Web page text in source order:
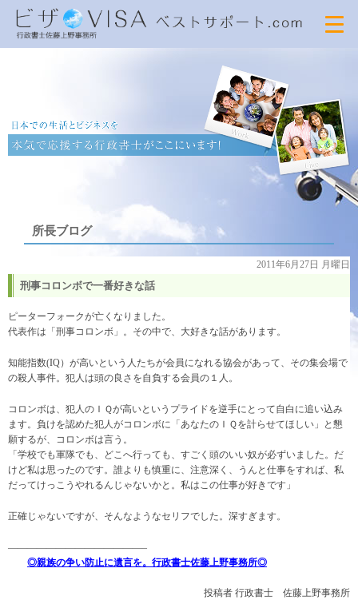
所長ブログ
2011年6月27日 月曜日
刑事コロンボで一番好きな話
ピーターフォークが亡くなりました。
代表作は「刑事コロンボ」。その中で、大好きな話があります。
知能指数(IQ）が高いという人たちが会員になれる協会があって、その集会場で
の殺人事件。犯人は頭の良さを自負する会員の１人。
コロンボは、犯人のＩＱが高いというプライドを逆手にとって自白に追い込み
ます。負けを認めた犯人がコロンボに「あなたのＩＱを計らせてほしい」と懇
願するが、コロンボは言う。
「学校でも軍隊でも、どこへ行っても、すごく頭のいい奴が必ずいました。だ
けど私は思ったのです。誰よりも慎重に、注意深く、うんと仕事をすれば、私
だってけっこうやれるんじゃないかと。私はこの仕事が好きです」
正確じゃないですが、そんなようなセリフでした。深すぎます。
——————————————–
◎親族の争い防止に遺言を。行政書士佐藤上野事務所◎
投稿者 行政書士 佐藤上野事務所